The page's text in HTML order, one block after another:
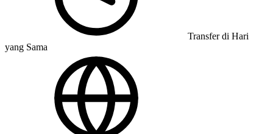
Transfer di Hari
yang Sama